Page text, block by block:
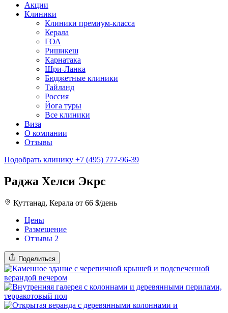
Акции
Клиники
Клиники премиум-класса
Керала
ГОА
Ришикеш
Карнатака
Шри-Ланка
Бюджетные клиники
Тайланд
Россия
Йога туры
Все клиники
Виза
О компании
Отзывы
Подобрать клинику +7 (495) 777-96-39
Раджа Хелси Экрс
Куттанад, Керала от 66 $/день
Цены
Размещение
Отзывы 2
Поделиться